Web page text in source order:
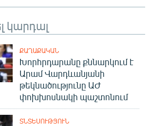
կարդալ
ՔԱՂԱՔԱԿԱՆ
Խորհրդարանը քննարկում է
Արամ Վարդևանյանի
թեկնածությունը ԱԺ
փոխխոսնակի պաշտոնում
ՏՆՏԵՍՈՒԹՅՈՒՆ